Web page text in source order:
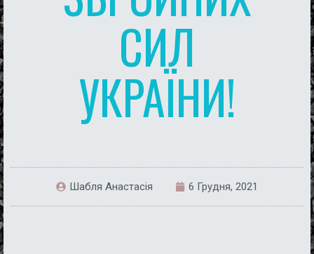
СИЛ
УКРАЇНИ!
Шабля Анастасія 6 Грудня, 2021